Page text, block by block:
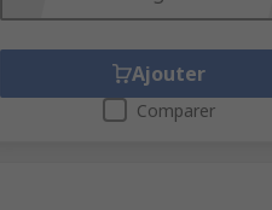
Ajouter
Comparer